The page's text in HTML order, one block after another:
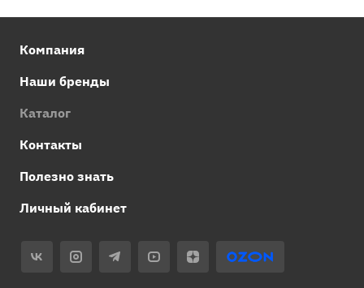
Компания
Наши бренды
Каталог
Контакты
Полезно знать
Личный кабинет